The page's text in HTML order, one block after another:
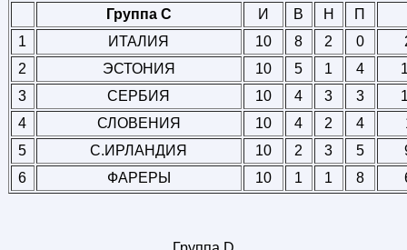
Группа C И В Н
П
1
ИТАЛИЯ 10 8 2 0
2
ЭСТОНИЯ 10 5 1 4
3
СЕРБИЯ 10 4 3 3
4
СЛОВЕНИЯ 10 4 2 4
5
С.ИРЛАНДИЯ 10 2 3 5
6
ФАРЕРЫ 10 1 1 8